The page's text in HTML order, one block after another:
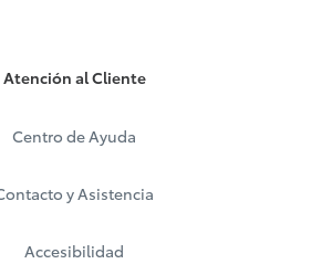
Atención al Cliente
Centro de Ayuda
y Asistencia
Accesibilidad